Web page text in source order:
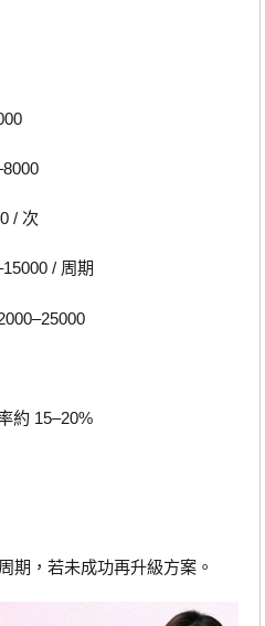
/ 次
/ 周期
15–20%
，若未成功再升級方案。